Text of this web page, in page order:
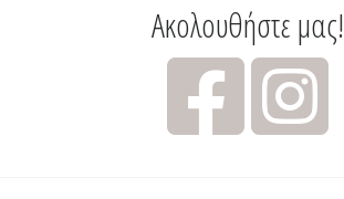
Ακολουθήστε μας!